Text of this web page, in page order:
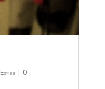
Egyéb| 0